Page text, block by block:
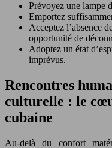
Prévoyez une lampe
Emportez
Acceptez l’absence
opportunité de
Adoptez un état
imprévus.
Rencontres
culturelle : le
cubaine
Au-delà du confort